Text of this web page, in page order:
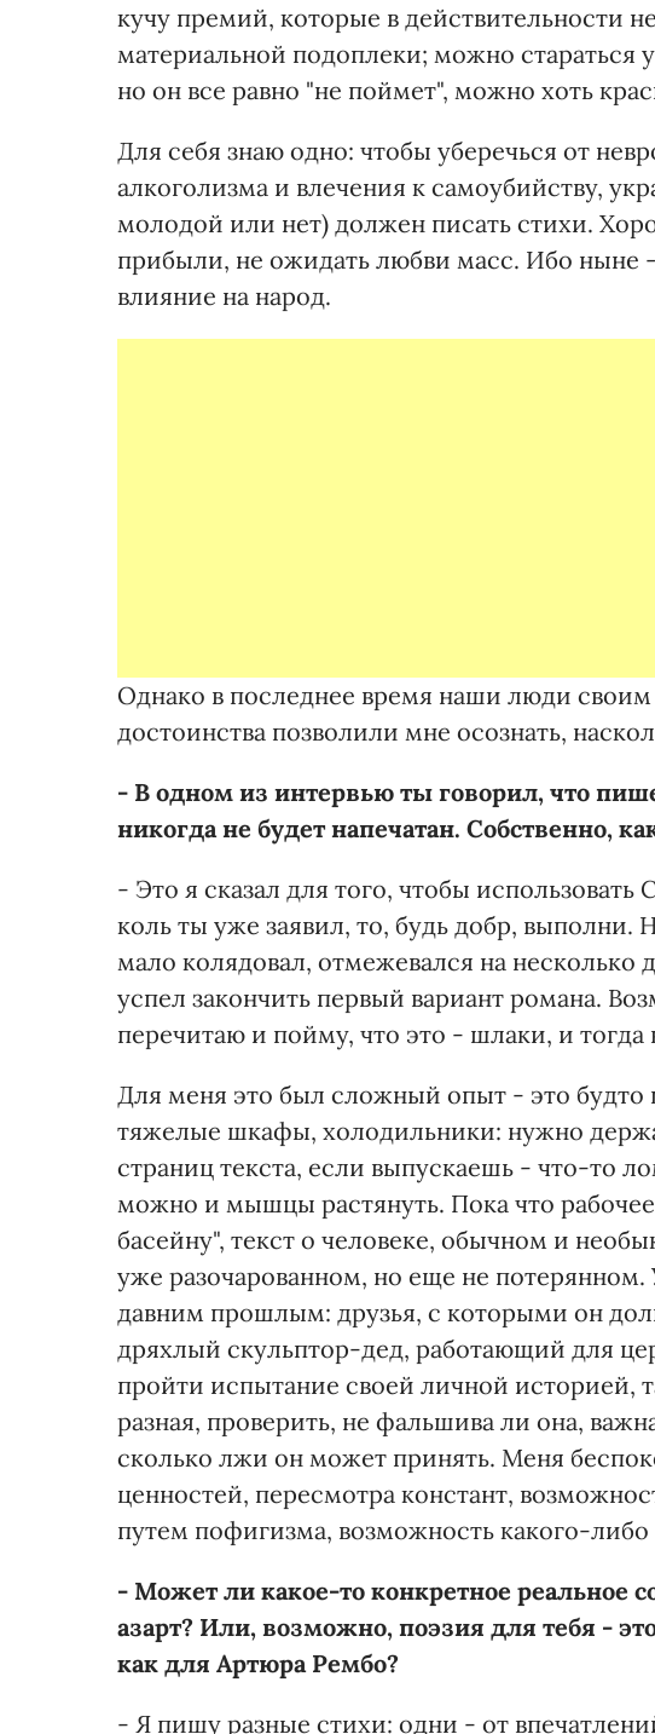
кучу премий, которые в действительности
материальной подоплеки; можно стараться
но он все равно "не поймет", можно хоть
Для себя знаю одно: чтобы уберечься от
алкоголизма и влечения к самоубийству,
молодой или нет) должен писать стихи.
прибыли, не ожидать любви масс. Ибо ныне
влияние на народ.
Однако в последнее время наши люди
достоинства позволили мне осознать,
- В одном из интервью ты говорил, что
никогда не будет напечатан. Собственно,
- Это я сказал для того, чтобы
коль ты уже заявил, то, будь добр, выполни.
мало колядовал, отмежевался на несколько
успел закончить первый вариант романа.
перечитаю и пойму, что это - шлаки, и тогда
Для меня это был сложный опыт - это будто
тяжелые шкафы, холодильники: нужно
страниц текста, если выпускаешь - что-то
можно и мышцы растянуть. Пока что
басейну", текст о человеке, обычном и
уже разочарованном, но еще не потерянном.
давним прошлым: друзья, с которыми он
дряхлый скульптор-дед, работающий для
пройти испытание своей личной историей,
разная, проверить, не фальшива ли она,
сколько лжи он может принять. Меня
ценностей, пересмотра констант,
путем пофигизма, возможность какого-либо
- Может ли какое-то конкретное реальное
азарт? Или, возможно, поэзия для тебя -
как для Артюра Рембо?
- Я пишу разные стихи: одни - от